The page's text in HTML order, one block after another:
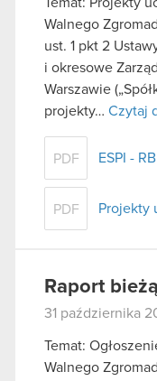
Temat: Projekty
Walnego
ust. 1 pkt 2
i okresowe
Warszawie
projekty… Czytaj
PDF ESPI -
PDF Projekty
Raport
31 października
Temat:
Walnego